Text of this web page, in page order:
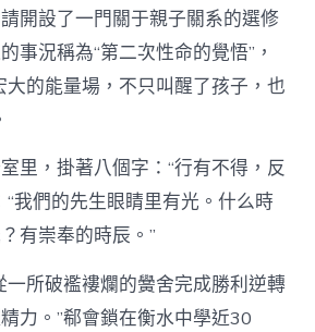
開設了一門關于親子關系的選修
事況稱為“第二次性命的覺悟”，
大的能量場，不只叫醒了孩子，也
里，掛著八個字：“行有不得，反
“我們的先生眼睛里有光。什么時
有崇奉的時辰。”
一所破襤褸爛的黌舍完成勝利逆轉
力。”郗會鎖在衡水中學近30